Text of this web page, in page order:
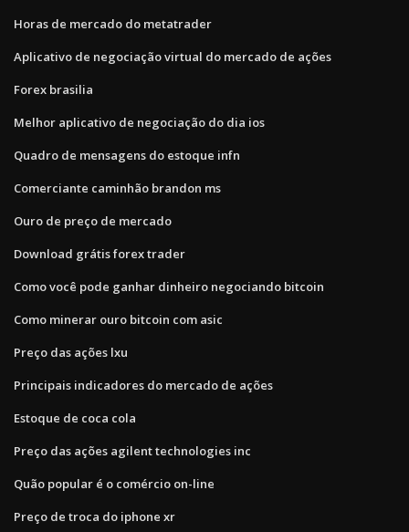
Horas de mercado do metatrader
Aplicativo de negociação virtual do mercado de ações
Forex brasilia
Melhor aplicativo de negociação do dia ios
Quadro de mensagens do estoque infn
Comerciante caminhão brandon ms
Ouro de preço de mercado
Download grátis forex trader
Como você pode ganhar dinheiro negociando bitcoin
Como minerar ouro bitcoin com asic
Preço das ações lxu
Principais indicadores do mercado de ações
Estoque de coca cola
Preço das ações agilent technologies inc
Quão popular é o comércio on-line
Preço de troca do iphone xr